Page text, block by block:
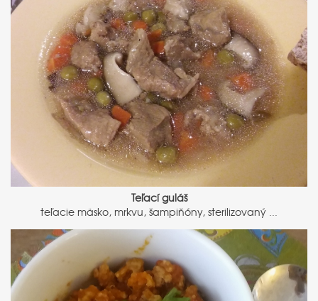
Teľací guláš
teľacie mäsko, mrkvu, šampiňóny, sterilizovaný ...